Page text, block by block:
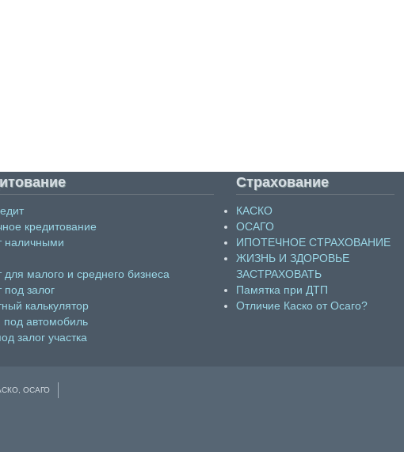
кредитование
наличными
для малого и среднего бизнеса
под залог
калькулятор
под автомобиль
залог участка
Страхование
КАСКО
ОСАГО
ИПОТЕЧНОЕ СТРАХОВАНИЕ
ЖИЗНЬ И ЗДОРОВЬЕ
ЗАСТРАХОВАТЬ
Памятка при ДТП
Отличие Каско от Осаго?
ОСАГО